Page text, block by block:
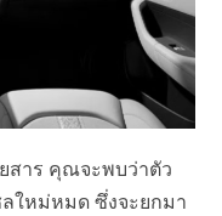
สาร คุณจะพบว่าตัว
ใหม่หมด ซึ่งจะยกมา